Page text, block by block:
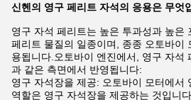
신헨의 영구 페리트 자석의 응용은 무엇
영구 자석 페리트는 높은 투과성과 높은
페리트 물질의 일종이며, 종종 오토바이
용됩니다.오토바이 엔진에서, 영구 자석
과 같은 측면에서 반영됩니다:
영구 자석장을 제공: 오토바이 모터에서
역할은 영구 자석장을 제공하는 것입니